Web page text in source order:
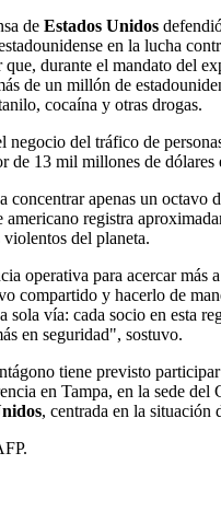
de Estados Unidos
en la lucha
durante el mandato del
de un millón de
cocaína y otras drogas.
negocio del tráfico de
de 13 mil millones de dólares
concentrar apenas un octavo
registra
del planeta.
operativa para acercar más
compartido y hacerlo de
sola vía: cada socio en esta
en seguridad", sostuvo.
tiene previsto
en Tampa, en la sede del
, centrada en la situación